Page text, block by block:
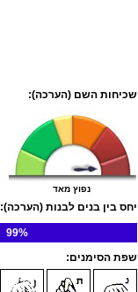
שכיחות השם (הערכה):
נפוץ מאד
יחס בין בנים לבנות (הערכה):
99%
שפת הסימנים: